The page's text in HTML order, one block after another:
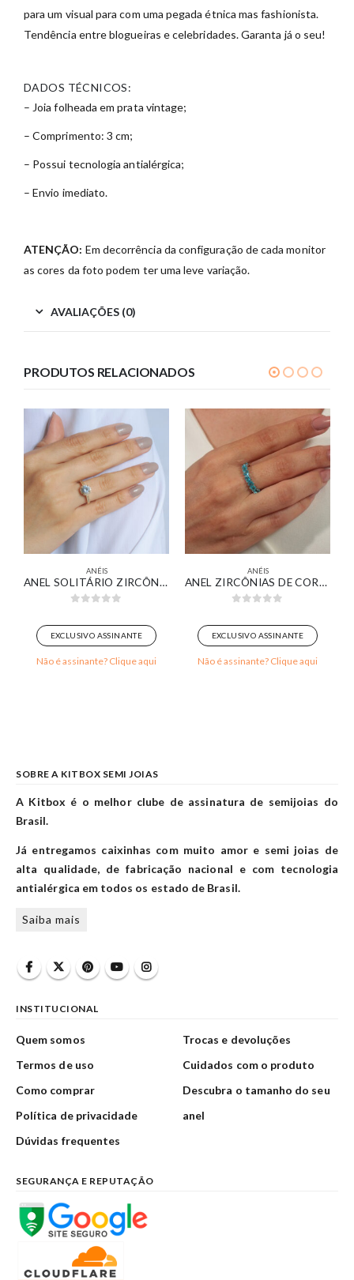
para um visual para com uma pegada étnica mas fashionista.
Tendência entre blogueiras e celebridades. Garanta já o seu!
DADOS TÉCNICOS:
– Joia folheada em prata vintage;
– Comprimento: 3 cm;
– Possui tecnologia antialérgica;
– Envio imediato.
ATENÇÃO: Em decorrência da configuração de cada monitor
as cores da foto podem ter uma leve variação.
AVALIAÇÕES (0)
PRODUTOS RELACIONADOS
ANÉIS
ANEL SOLITÁRIO ZIRCÔNIA REDONDA CRISTAL DETALHES CRAVEJADO BANHADO EM OURO 18K
EXCLUSIVO ASSINANTE
Não é assinante? Clique aqui
ANÉIS
ANEL ZIRCÔNIAS DE CORAÇÕES AZUL TIFFANY BANHADO EM OURO BRANCO
EXCLUSIVO ASSINANTE
Não é assinante? Clique aqui
SOBRE A KITBOX SEMI JOIAS
A Kitbox é o melhor clube de assinatura de semijoias do
Brasil.
Já entregamos caixinhas com muito amor e semi joias de
alta qualidade, de fabricação nacional e com tecnologia
antialérgica em todos os estado de Brasil.
Saiba mais
INSTITUCIONAL
Quem somos
Termos de uso
Como comprar
Política de privacidade
Dúvidas frequentes
Trocas e devoluções
Cuidados com o produto
Descubra o tamanho do seu
anel
SEGURANÇA E REPUTAÇÃO